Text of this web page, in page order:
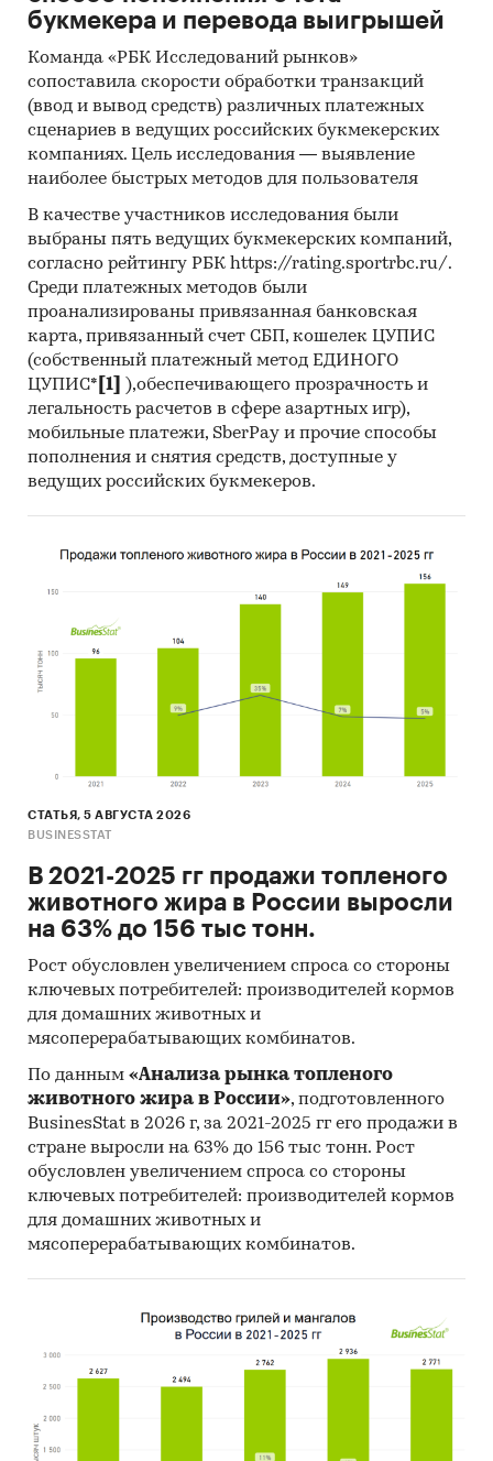
Безалкогольные
напитки / Соки
Потребительские товары / ... / Детское
питание / Соки
Промышленность / Пищевая
промышленность / Напитки
Промышленность / ... / Безалкогольные
напитки / Соки
Сокосодержащие напитки
Нектары
букмекера и перевода выигрышей
Команда «РБК Исследований рынков»
сопоставила скорости обработки транзакций
(ввод и вывод средств) различных платежных
сценариев в ведущих российских букмекерских
компаниях. Цель исследования — выявление
наиболее быстрых методов для пользователя
В качестве участников исследования были
выбраны пять ведущих букмекерских компаний,
согласно рейтингу РБК https://rating.sportrbc.ru/.
Среди платежных методов были
проанализированы привязанная банковская
карта, привязанный счет СБП, кошелек ЦУПИС
(собственный платежный метод ЕДИНОГО
ЦУПИС* [1]
),обеспечивающего прозрачность и
легальность расчетов в сфере азартных игр),
мобильные платежи, SberPay и прочие способы
пополнения и снятия средств, доступные у
ведущих российских букмекеров.
СТАТЬЯ, 5 АВГУСТА 2026
BUSINESSTAT
В 2021-2025 гг продажи топленого
животного жира в России выросли
на 63% до 156 тыс тонн.
Рост обусловлен увеличением спроса со стороны
ключевых потребителей: производителей кормов
для домашних животных и
мясоперерабатывающих комбинатов.
По данным «Анализа рынка топленого
животного жира в России», подготовленного
BusinesStat в 2026 г, за 2021-2025 гг его продажи в
стране выросли на 63% до 156 тыс тонн. Рост
обусловлен увеличением спроса со стороны
ключевых потребителей: производителей кормов
для домашних животных и
мясоперерабатывающих комбинатов.